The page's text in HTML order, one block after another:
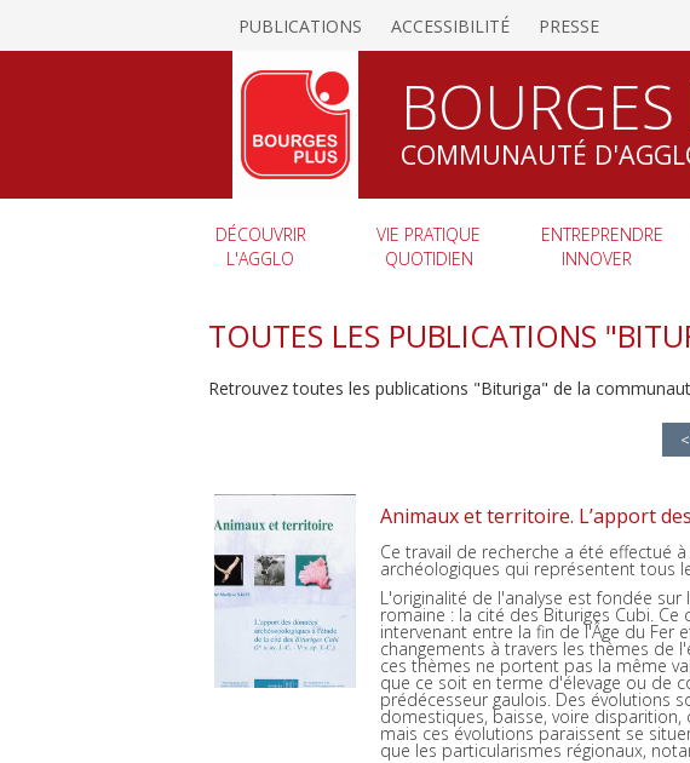
PUBLICATIONS ACCESSIBILITÉ PRESSE
BOURGES
COMMUNAUTÉ
DÉCOUVRIR
L'AGGLO
VIE PRATIQUE
QUOTIDIEN
ENTREPRENDRE
INNOVER
TOUTES LES PUBLICATIONS
Retrouvez toutes les publications "Bituriga" de la
Animaux et territoire. L’apport
Ce travail de recherche a été effectué
archéologiques qui représentent tous
L'originalité de l'analyse est fondée
romaine : la cité des Bituriges Cubi.
intervenant entre la fin de l'Âge du Fer
changements à travers les thèmes de
ces thèmes ne portent pas la même
que ce soit en terme d'élevage ou de
prédécesseur gaulois. Des évolutions
domestiques, baisse, voire
mais ces évolutions paraissent se
que les particularismes régionaux,